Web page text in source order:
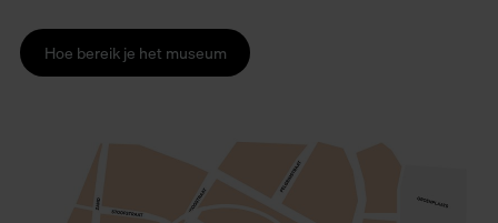
Hoe bereik je het museum